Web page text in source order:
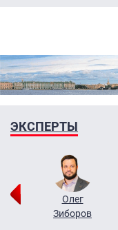
ЭКСПЕРТЫ
Олег
Зиборов